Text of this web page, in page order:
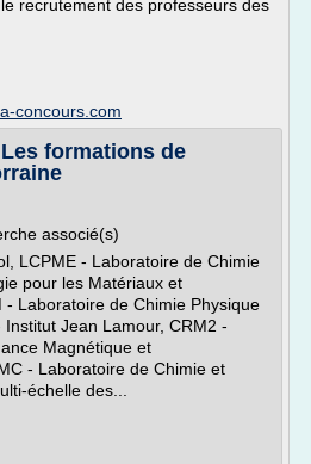
recrutement des professeurs des
concours.com
formations de
associé(s)
LCPME - Laboratoire de Chimie
pour les Matériaux et
- Laboratoire de Chimie Physique
Jean Lamour, CRM2 -
Magnétique et
- Laboratoire de Chimie et
échelle des...